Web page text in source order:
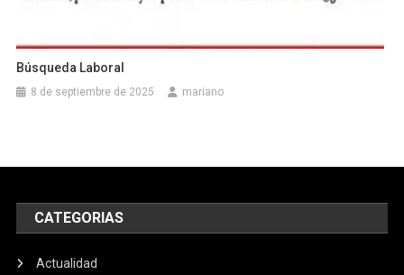
Búsqueda Laboral
8 de septiembre de 2025 mariano
CATEGORIAS
Actualidad